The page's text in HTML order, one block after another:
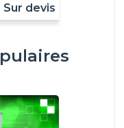
Sur devis